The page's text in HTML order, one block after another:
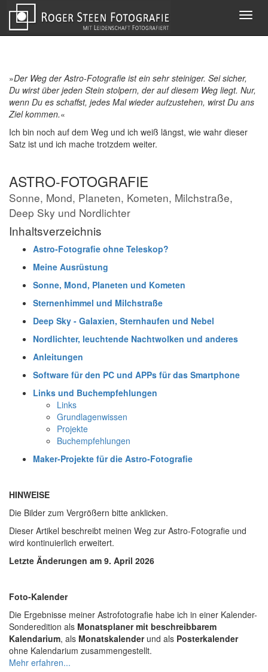
»Der Weg der Astro-Fotografie ist ein sehr steiniger. Sei sicher,
Du wirst über jeden Stein stolpern, der auf diesem Weg liegt. Nur,
wenn Du es schaffst, jedes Mal wieder aufzustehen, wirst Du ans
Ziel kommen.«
Ich bin noch auf dem Weg und ich weiß längst, wie wahr dieser
Satz ist und ich mache trotzdem weiter.
ASTRO-FOTOGRAFIE
Sonne, Mond, Planeten, Kometen, Milchstraße,
Deep Sky und Nordlichter
Inhaltsverzeichnis
Astro-Fotografie ohne Teleskop?
Meine Ausrüstung
Sonne, Mond, Planeten und Kometen
Sternenhimmel und Milchstraße
Deep Sky - Galaxien, Sternhaufen und Nebel
Nordlichter, leuchtende Nachtwolken und anderes
Anleitungen
Software für den PC und APPs für das Smartphone
Links und Buchempfehlungen
Links
Grundlagenwissen
Projekte
Buchempfehlungen
Maker-Projekte für die Astro-Fotografie
HINWEISE
Die Bilder zum Vergrößern bitte anklicken.
Dieser Artikel beschreibt meinen Weg zur Astro-Fotografie und
wird kontinuierlich erweitert.
Letzte Änderungen am 9. April 2026
Foto-Kalender
Die Ergebnisse meiner Astrofotografie habe ich in einer Kalender-
Sonderedition als Monatsplaner mit beschreibbarem
Kalendarium, als Monatskalenderund als Posterkalender
ohne Kalendarium zusammengestellt.
Mehr erfahren...